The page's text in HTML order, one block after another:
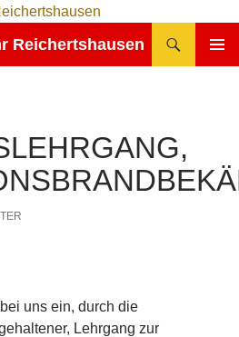
Reichertshausen
uns ein, durch die
Lehrgang zur